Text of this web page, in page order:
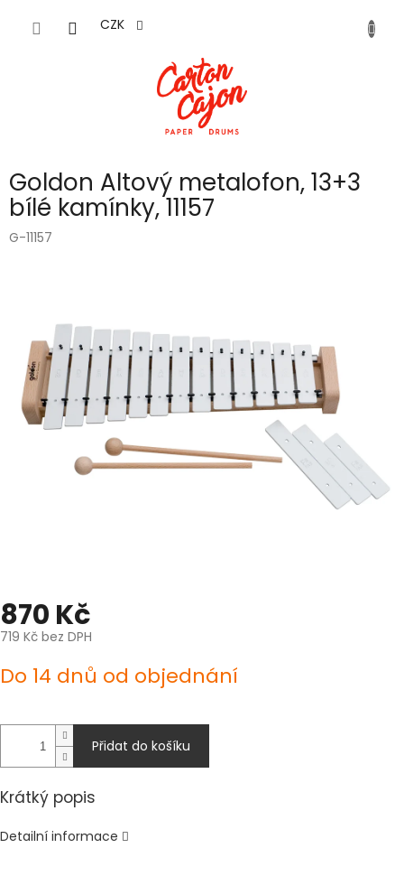
CZK
Goldon Altový metalofon, 13+3
bílé kamínky, 11157
G-11157
870 Kč
719 Kč bez DPH
cena:
Do 14 dnů od objednání
Přidat do košíku
Krátký popis
Detailní informace